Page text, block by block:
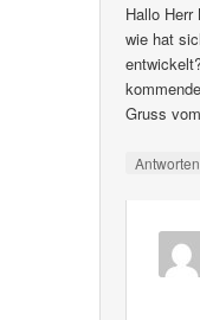
Hallo Herr
wie hat
Gruss
Antworten